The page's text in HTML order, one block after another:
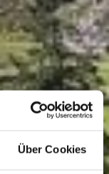
Über Cookies